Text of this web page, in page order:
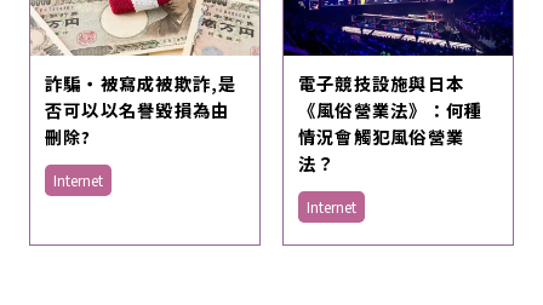
詐騙・被寫成被欺詐,是
否可以以名譽毀損為由
刪除?
Internet
電子競技設施與日本
《風俗營業法》：何種
情況會觸犯風俗營業
法？
Internet